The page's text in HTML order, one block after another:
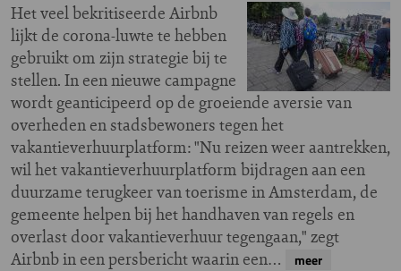
Het veel bekritiseerde Airbnb
lijkt de corona-luwte te hebben
gebruikt om zijn strategie bij te
stellen. In een nieuwe campagne
wordt geanticipeerd op de groeiende aversie van
overheden en stadsbewoners tegen het
vakantieverhuurplatform: "Nu reizen weer aantrekken,
wil het vakantieverhuurplatform bijdragen aan een
duurzame terugkeer van toerisme in Amsterdam, de
gemeente helpen bij het handhaven van regels en
overlast door vakantieverhuur tegengaan," zegt
Airbnb in een persbericht waarin een…
meer